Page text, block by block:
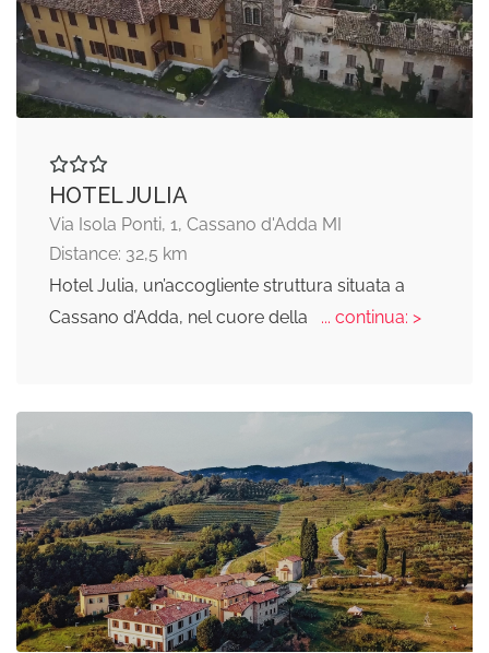
HOTEL JULIA
Via Isola Ponti, 1, Cassano d'Adda MI
Distance: 32,5 km
Hotel Julia, un’accogliente struttura situata a
Cassano d’Adda, nel cuore della
... continua: >